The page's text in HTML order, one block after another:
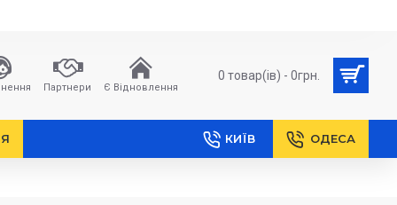
Партнери Є Відновлення
0 товар(ів) - 0грн.
КИЇВ ОДЕСА